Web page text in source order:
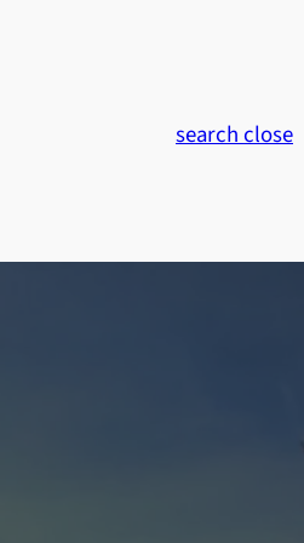
searchclose